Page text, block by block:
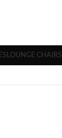
LOUNGE CHAIRS